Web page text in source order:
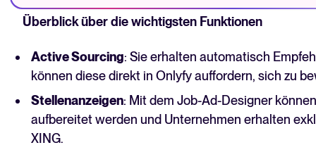
Überblick über die wichtigsten Funktionen
Active Sourcing: Sie erhalten automatisch
können diese direkt in Onlyfy auffordern, sich zu
Stellenanzeigen: Mit dem Job-Ad-Designer
aufbereitet werden und Unternehmen erhalten
XING.